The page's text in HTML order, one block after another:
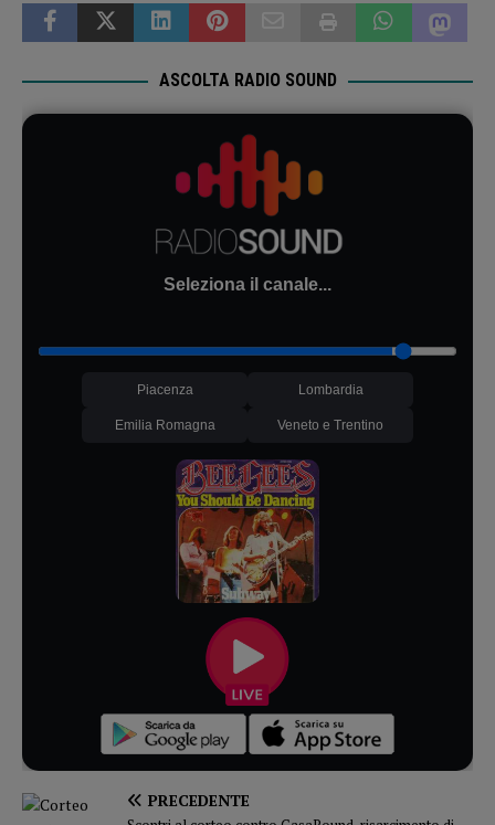
ASCOLTA RADIO SOUND
Seleziona il canale...
Piacenza Lombardia
Emilia Romagna Veneto e Trentino
PRECEDENTE